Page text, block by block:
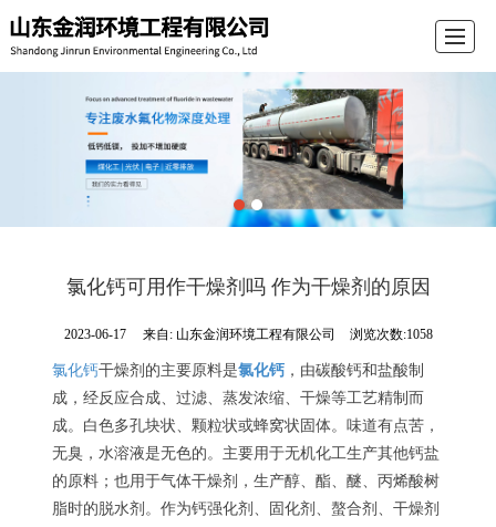
公司介绍 产品展示 新闻动态 留言反馈 联系我们
氯化钙可用作干燥剂吗 作为干燥剂的原因
2023-06-17 来自: 山东金润环境工程有限公司 浏览次数:1058
氯化钙干燥剂的主要原料是氯化钙 ，由碳酸钙和盐酸制
成，经反应合成、过滤、蒸发浓缩、干燥等工艺精制而
成。白色多孔块状、颗粒状或蜂窝状固体。味道有点苦，
无臭，水溶液是无色的。主要用于无机化工生产其他钙盐
的原料；也用于气体干燥剂，生产醇、酯、醚、丙烯酸树
脂时的脱水剂。作为钙强化剂、固化剂、螯合剂、干燥剂